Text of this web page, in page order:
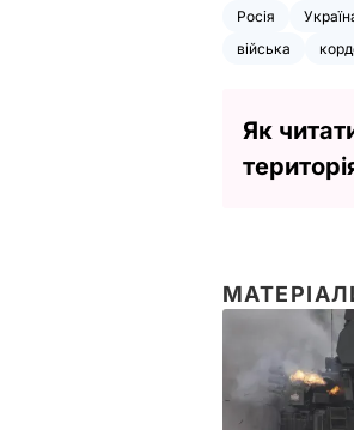
Росія
війська
Як